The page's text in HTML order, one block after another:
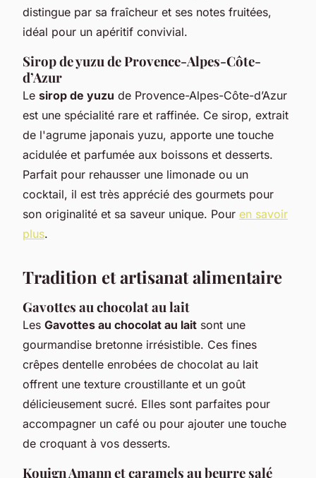
distingue par sa fraîcheur et ses notes fruitées,
idéal pour un apéritif convivial.
Sirop de yuzu de Provence-Alpes-Côte-
d’Azur
Le sirop de yuzu de Provence-Alpes-Côte-d’Azur
est une spécialité rare et raffinée. Ce sirop, extrait
de l'agrume japonais yuzu, apporte une touche
acidulée et parfumée aux boissons et desserts.
Parfait pour rehausser une limonade ou un
cocktail, il est très apprécié des gourmets pour
son originalité et sa saveur unique. Pour en savoir
plus.
Tradition et artisanat alimentaire
Gavottes au chocolat au lait
Les Gavottes au chocolat au lait sont une
gourmandise bretonne irrésistible. Ces fines
crêpes dentelle enrobées de chocolat au lait
offrent une texture croustillante et un goût
délicieusement sucré. Elles sont parfaites pour
accompagner un café ou pour ajouter une touche
de croquant à vos desserts.
Kouign Amann et caramels au beurre salé